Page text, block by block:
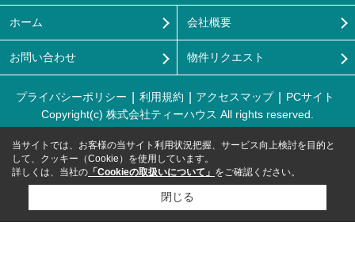
ホーム 会社概要
お問い合わせ 物件リクエスト
プライバシーポリシー 利用規約 アクセスマップ
PCサイト
Copyright(c) 株式会社ティーハウス All rights reserved.
当サイトでは、お客様の当サイト利用状況把握、サービス向上検討を目的と
して、クッキー（Cookie）を使用しています。
詳しくは、当社の 「Cookieの取扱いについて」 をご確認ください。
閉じる